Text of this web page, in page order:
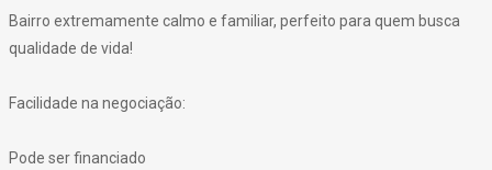
Bairro extremamente calmo e familiar, perfeito para quem busca
qualidade de vida!
Facilidade na negociação:
Pode ser financiado